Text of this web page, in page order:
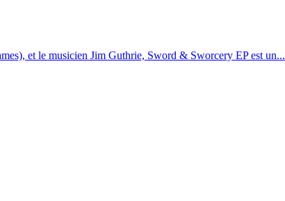
et le musicien Jim Guthrie, Sword & Sworcery EP est un...